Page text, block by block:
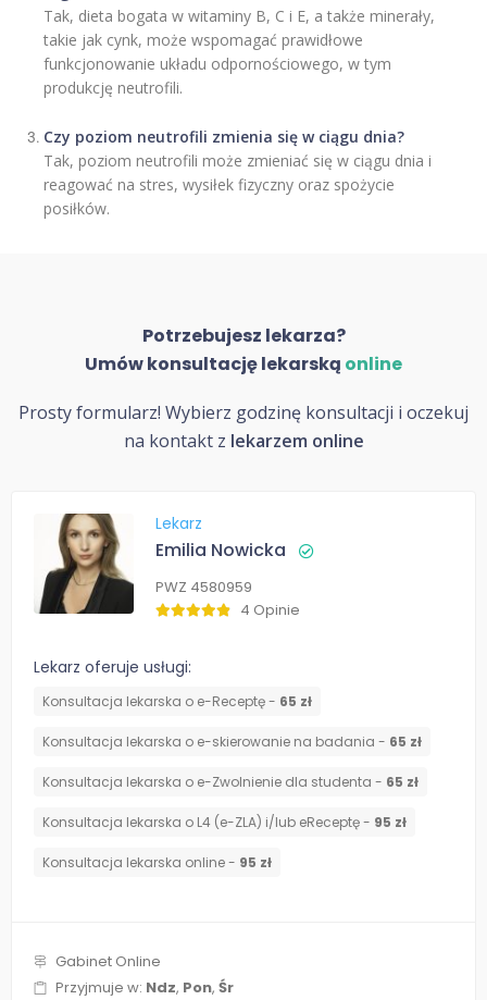
Tak, dieta bogata w witaminy B, C i E, a także minerały,
takie jak cynk, może wspomagać prawidłowe
funkcjonowanie układu odpornościowego, w tym
produkcję neutrofili.
Czy poziom neutrofili zmienia się w ciągu dnia?
Tak, poziom neutrofili może zmieniać się w ciągu dnia i
reagować na stres, wysiłek fizyczny oraz spożycie
posiłków.
Potrzebujesz lekarza?
Umów konsultację lekarską online
Prosty formularz! Wybierz godzinę konsultacji i oczekuj
na kontakt z lekarzem online
Lekarz
Emilia Nowicka
PWZ 4580959
4 Opinie
Lekarz oferuje usługi:
Konsultacja lekarska o e-Receptę - 65 zł
Konsultacja lekarska o e-skierowanie na badania - 65 zł
Konsultacja lekarska o e-Zwolnienie dla studenta - 65 zł
Konsultacja lekarska o L4 (e-ZLA) i/lub eReceptę - 95 zł
Konsultacja lekarska online - 95 zł
Gabinet Online
Przyjmuje w: Ndz, Pon, Śr